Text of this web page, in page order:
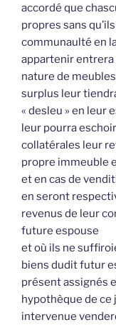
accordé que
propres sans
communaulté en
appartenir
nature de
surplus leur
« desleu » en leur
leur pourra
collatérales leur
propre immeuble
et en cas de
en seront
revenus de leur
future espouse
et où ils ne
biens dudit futur
présent assignés
hypothèque de ce
intervenue